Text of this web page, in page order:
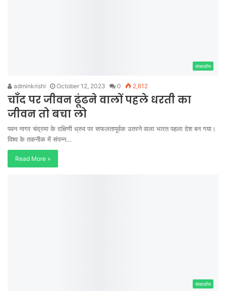
संपादकीय
adminkrishi October 12, 2023 0 2,612
चाँद पर जीवन ढूंढने वालों पहले धरती का
जीवन तो बचा लो
पवन नागर चंद्रमा के दक्षिणी ध्रुव पर सफलतापूर्वक उतरने वाला भारत पहला देश बन गया।
विश्व के तकनीक में संपन्न…
Read More »
संपादकीय